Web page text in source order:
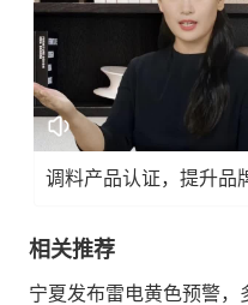
调料产品认证，提升品
相关推荐
宁夏发布雷电黄色预警，